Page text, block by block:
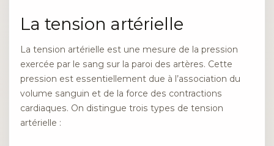
La tension artérielle
La tension artérielle est une mesure de la pression
exercée par le sang sur la paroi des artères. Cette
pression est essentiellement due à l’association du
volume sanguin et de la force des contractions
cardiaques. On distingue trois types de tension
artérielle :